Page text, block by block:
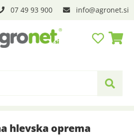
07 49 93 900 info agronet.si
hlevska oprema